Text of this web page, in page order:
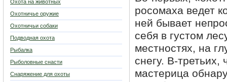
Охота на животных
Охотничье оружие
Охотничьи собаки
Подводная охота
Рыбалка
Рыболовные снасти
Снаряжение для охоты
росомаха ведет
ней бывает
себя в густом
местностях, на
снегу. В-третьих,
мастерица